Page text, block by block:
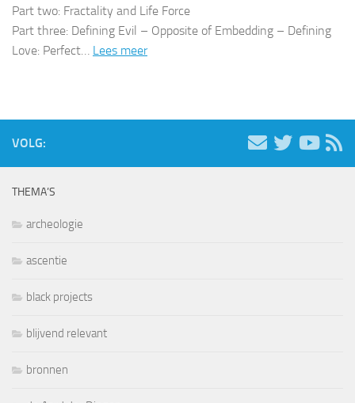
Part two: Fractality and Life Force
Part three: Defining Evil – Opposite of Embedding – Defining
Love: Perfect… Lees meer
VOLG:
THEMA’S
archeologie
ascentie
black projects
blijvend relevant
bronnen